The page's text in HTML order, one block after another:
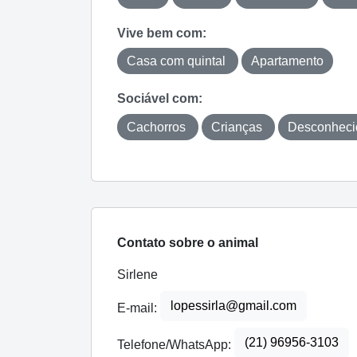
Vive bem com:
Casa com quintal Apartamento
Sociável com:
Cachorros Crianças
Contato sobre o animal
Sirlene
E-mail: lopessirla@gmail.com
Telefone/WhatsApp: (21) 96956-3103